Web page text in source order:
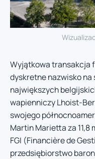
Wyjątkowa transakcja
dyskretne nazwisko
największych
wapienniczy Lhoist-
swojego
Martin Marietta za
FGI (Financière de
przedsiębiorstwo